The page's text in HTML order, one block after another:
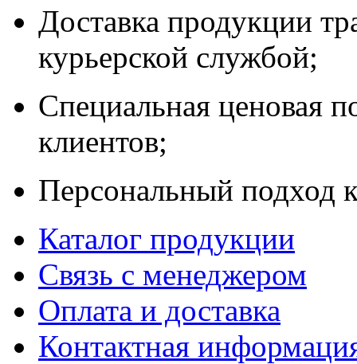
Доставка продукции
курьерской службой;
Специальная ценовая
клиентов;
Персональный подход
Каталог продукции
Связь с менеджером
Оплата и доставка
Контактная